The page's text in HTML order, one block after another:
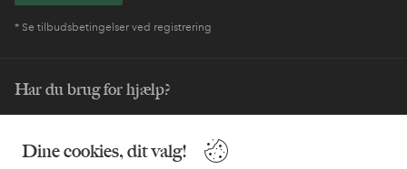
Dine cookies, dit valg!
* Se tilbudsbetingelser ved registrering
Har du brug for hjælp?
Du kan også finde oplysninger om, hvordan du kontakter os.